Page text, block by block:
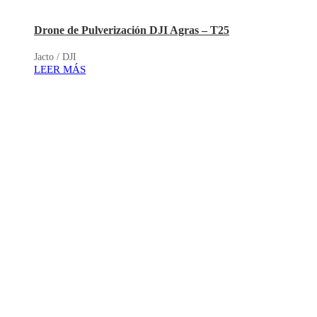
Drone de Pulverización DJI Agras – T25
Jacto / DJI
LEER MÁS